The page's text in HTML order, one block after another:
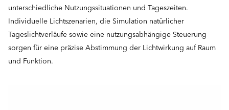
unterschiedliche Nutzungssituationen und Tageszeiten.
Individuelle Lichtszenarien, die Simulation natürlicher
Tageslichtverläufe sowie eine nutzungsabhängige Steuerung
sorgen für eine präzise Abstimmung der Lichtwirkung auf Raum
und Funktion.